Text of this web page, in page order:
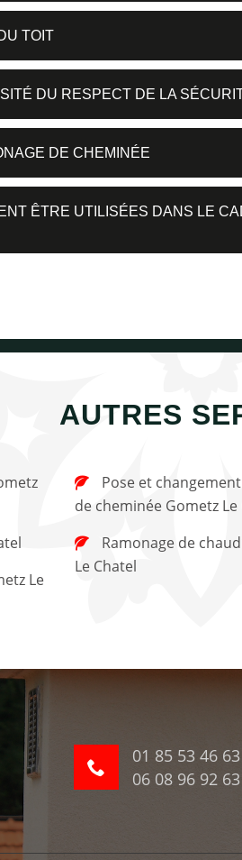
TOIT
DU RESPECT DE LA
DE CHEMINÉE
ÊTRE UTILISÉES DANS LE
AUTRES
de cheminée Gometz Le
Le Chatel
01 85 53 46 63
06 08 96 92 63